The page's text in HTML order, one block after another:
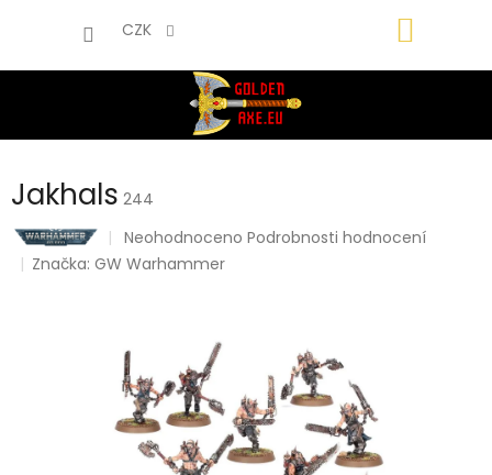
CZK
Jakhals 244
Průměrné
hodnocení
5
hvězdiček.
Neohodnoceno Podrobnosti hodnocení
Značka:GW Warhammer